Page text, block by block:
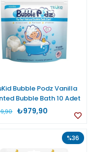
Bubble Podz Vanilla
Bubble Bath 10 Adet
₺979,90
%36